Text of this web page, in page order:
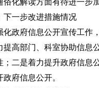
俗化解读方面有待进一步加
下一步改进措施情况
化政府信息公开宣传工作
提高部门、科室协助信息
；二是着力提升政府信息
府信息公开。